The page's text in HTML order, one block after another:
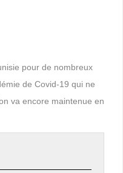
pour de nombreux
de Covid-19 qui ne
va encore maintenue en